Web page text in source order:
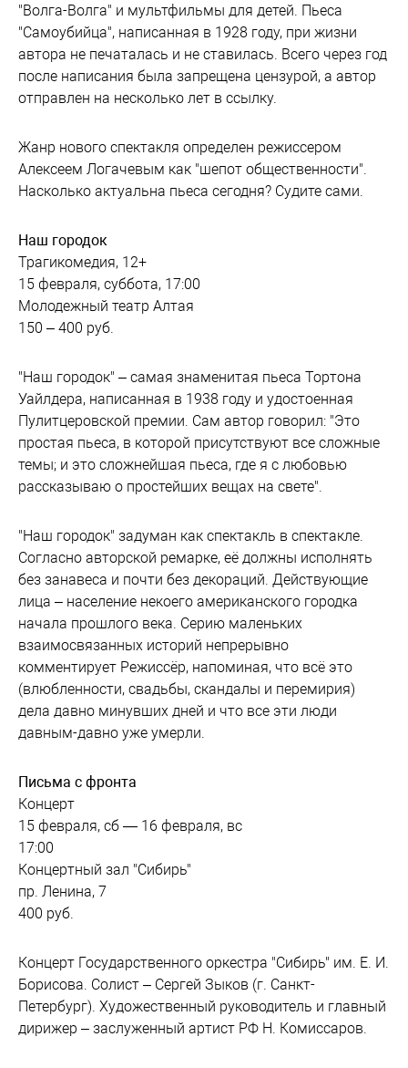
"Волга-Волга" и мультфильмы для детей. Пьеса
"Самоубийца", написанная в 1928 году, при жизни
автора не печаталась и не ставилась. Всего через год
после написания была запрещена цензурой, а автор
отправлен на несколько лет в ссылку.
Жанр нового спектакля определен режиссером
Алексеем Логачевым как "шепот общественности".
Насколько актуальна пьеса сегодня? Судите сами.
Наш городок
Трагикомедия, 12+
15 февраля, суббота, 17:00
Молодежный театр Алтая
150 – 400 руб.
"Наш городок" – самая знаменитая пьеса Тортона
Уайлдера, написанная в 1938 году и удостоенная
Пулитцеровской премии. Сам автор говорил: "Это
простая пьеса, в которой присутствуют все сложные
темы; и это сложнейшая пьеса, где я с любовью
рассказываю о простейших вещах на свете".
"Наш городок" задуман как спектакль в спектакле.
Согласно авторской ремарке, её должны исполнять
без занавеса и почти без декораций. Действующие
лица – население некоего американского городка
начала прошлого века. Серию маленьких
взаимосвязанных историй непрерывно
комментирует Режиссёр, напоминая, что всё это
(влюбленности, свадьбы, скандалы и перемирия)
дела давно минувших дней и что все эти люди
давным-давно уже умерли.
Письма с фронта
Концерт
15 февраля, сб — 16 февраля, вс
17:00
Концертный зал "Сибирь"
пр. Ленина, 7
400 руб.
Концерт Государственного оркестра "Сибирь" им. Е. И.
Борисова. Солист – Сергей Зыков (г. Санкт-
Петербург). Художественный руководитель и главный
дирижер – заслуженный артист РФ Н. Комиссаров.